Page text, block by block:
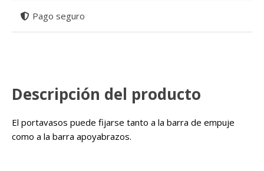
Pago seguro
Descripción del producto
El portavasos puede fijarse tanto a la barra de empuje
como a la barra apoyabrazos.